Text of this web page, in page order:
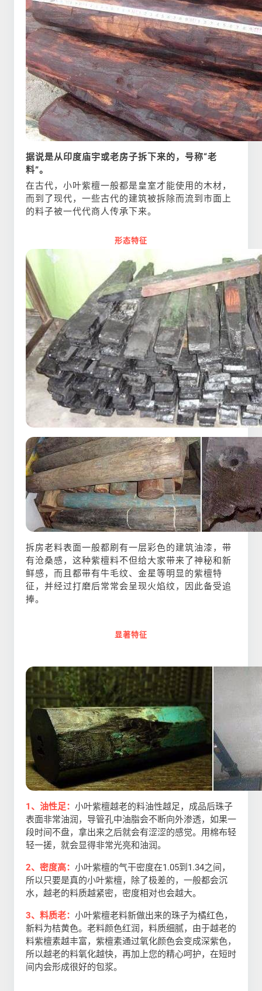
据说是从印度庙宇或老房子拆下来的，号称“老
料”。
在古代，小叶紫檀一般都是皇室才能使用的木材，
而到了现代，一些古代的建筑被拆除而流到市面上
的料子被一代代商人传承下来。
形态特征
拆房老料表面一般都刷有一层彩色的建筑油漆，带
有沧桑感，这种紫檀料不但给大家带来了神秘和新
鲜感，而且都带有牛毛纹、金星等明显的紫檀特
征，并经过打磨后常常会呈现火焰纹，因此备受追
捧。
显著特征
1、油性足： 小叶紫檀越老的料油性越足，成品后珠子
表面非常油润，导管孔中油脂会不断向外渗透，如果一
段时间不盘，拿出来之后就会有涩涩的感觉。用棉布轻
轻一搓，就会显得非常光亮和油润。
2、密度高： 小叶紫檀的气干密度在1.05到1.34之间，
所以只要是真的小叶紫檀，除了极差的，一般都会沉
水，越老的料质越紧密，密度相对也会越大。
3、料质老： 小叶紫檀老料新做出来的珠子为橘红色，
新料为桔黄色。老料颜色红润，料质细腻，由于越老的
料紫檀素越丰富，紫檀素通过氧化颜色会变成深紫色，
所以越老的料氧化越快，再加上您的精心呵护，在短时
间内会形成很好的包浆。